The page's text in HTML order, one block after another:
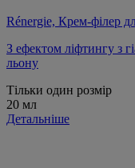
Rénergie, Крем-філер
З ефектом ліфтингу з
льону
Тільки один розмір
20 мл
Детальніше